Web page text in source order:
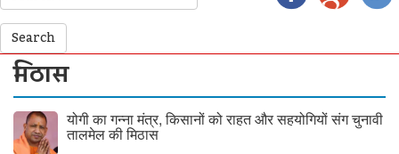
मिठास
योगी का गन्ना मंत्र, किसानों को राहत और सहयोगियों संग चुनावी
तालमेल की मिठास